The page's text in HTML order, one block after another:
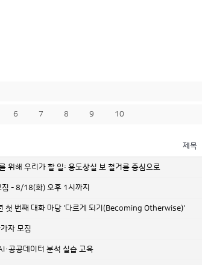
6 7 8 9 10
제목
위해 우리가 할 일: 용도상실 보 철거를 중심으로
- 8/18(화) 오후 1시까지
첫 번째 대화 마당 '다르게 되기(Becoming Otherwise)'
자 모집
공공데이터 분석 실습 교육